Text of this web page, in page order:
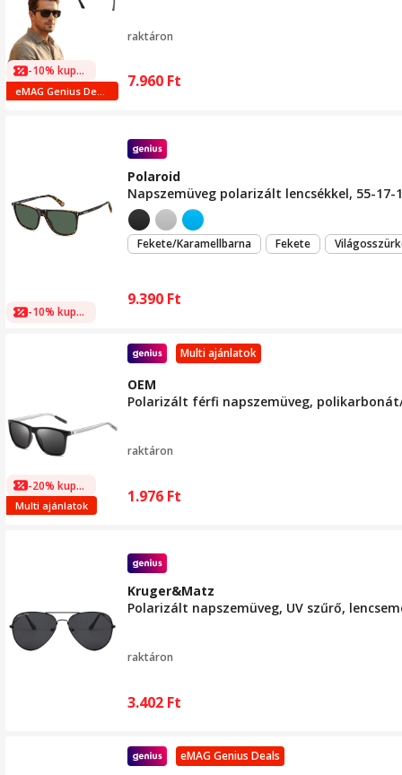
-10% kuponnal
raktáron
7.960 Ft
-10% kuponnal
Polaroid
Napszemüveg polarizált lencsékkel, 55-
Fekete/Karamellbarna Fekete
9.390 Ft
-20% kuponnal
Multi ajánlatok
Multi ajánlatok
OEM
Polarizált férfi napszemüveg,
raktáron
1.976 Ft
Kruger&Matz
Polarizált napszemüveg, UV szűrő,
raktáron
3.402 Ft
eMAG Genius Deals